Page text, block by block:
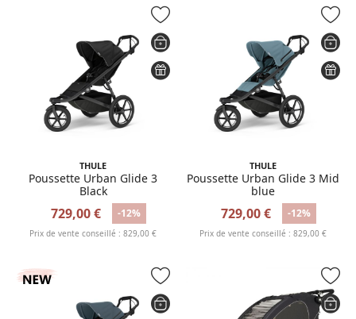
THULE
Poussette Urban Glide 3
Black
729,00 € -12%
Prix de vente conseillé : 829,00 €
THULE
Poussette Urban Glide 3 Mid
blue
729,00 € -12%
Prix de vente conseillé : 829,00 €